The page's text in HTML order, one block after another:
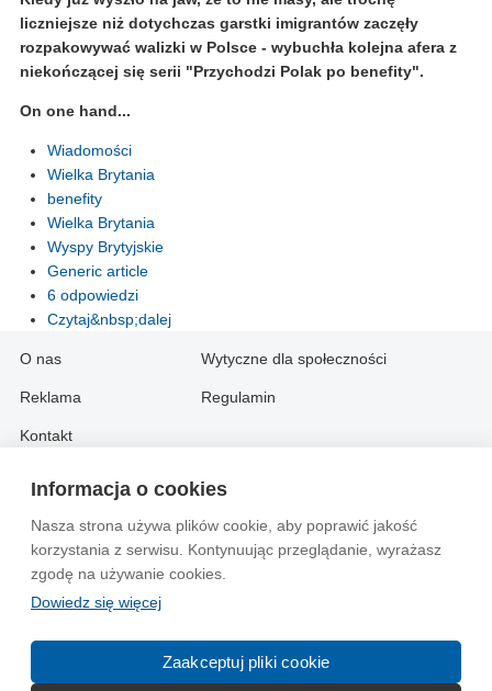
Informacja o cookies
Nasza strona używa plików cookie, aby poprawić jakość
korzystania z serwisu. Kontynuując przeglądanie, wyrażasz
zgodę na używanie cookies.
Dowiedz się więcej
Zaakceptuj pliki cookie
liczniejsze niż dotychczas garstki imigrantów zaczęły
rozpakowywać walizki w Polsce - wybuchła kolejna afera z
niekończącej się serii "Przychodzi Polak po benefity".
On one hand...
Wiadomości
Wielka Brytania
benefity
Wielka Brytania
Wyspy Brytyjskie
Generic article
6 odpowiedzi
Czytaj&nbsp;dalej
O nas
Reklama
Kontakt
Wytyczne dla społeczności
Regulamin
Information in English:
About
Advertise
Contact